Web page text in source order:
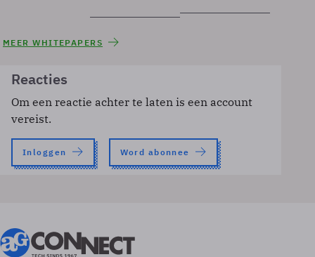
MEER WHITEPAPERS
Reacties
Om een reactie achter te laten is een account
vereist.
Inloggen Word abonnee